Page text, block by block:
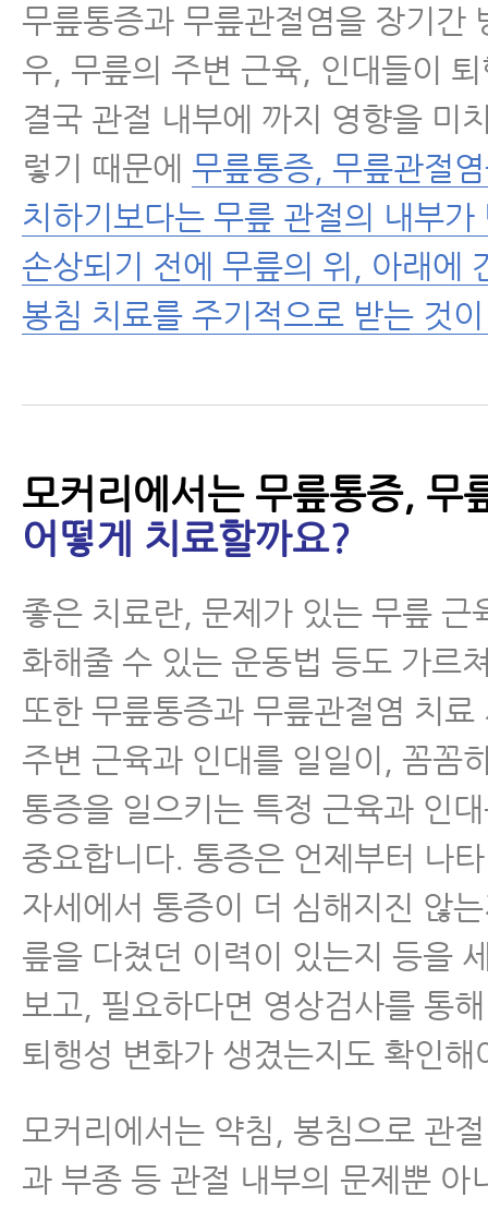
무릎통증과 무릎관절염을 장기간
우, 무릎의 주변 근육, 인대들이
결국 관절 내부에 까지 영향을 미
렇기 때문에 무릎통증, 무릎관절
치하기보다는 무릎 관절의 내부가
손상되기 전에 무릎의 위, 아래에
봉침 치료를 주기적으로 받는 것
모커리에서는 무릎통증, 무
어떻게 치료할까요?
좋은 치료란, 문제가 있는 무릎 근
화해줄 수 있는 운동법 등도 가르
또한 무릎통증과 무릎관절염 치료
주변 근육과 인대를 일일이, 꼼꼼
통증을 일으키는 특정 근육과 인
중요합니다. 통증은 언제부터 나
자세에서 통증이 더 심해지진 않
릎을 다쳤던 이력이 있는지 등을
보고, 필요하다면 영상검사를 통
퇴행성 변화가 생겼는지도 확인해
모커리에서는 약침, 봉침으로 관
과 부종 등 관절 내부의 문제뿐 아